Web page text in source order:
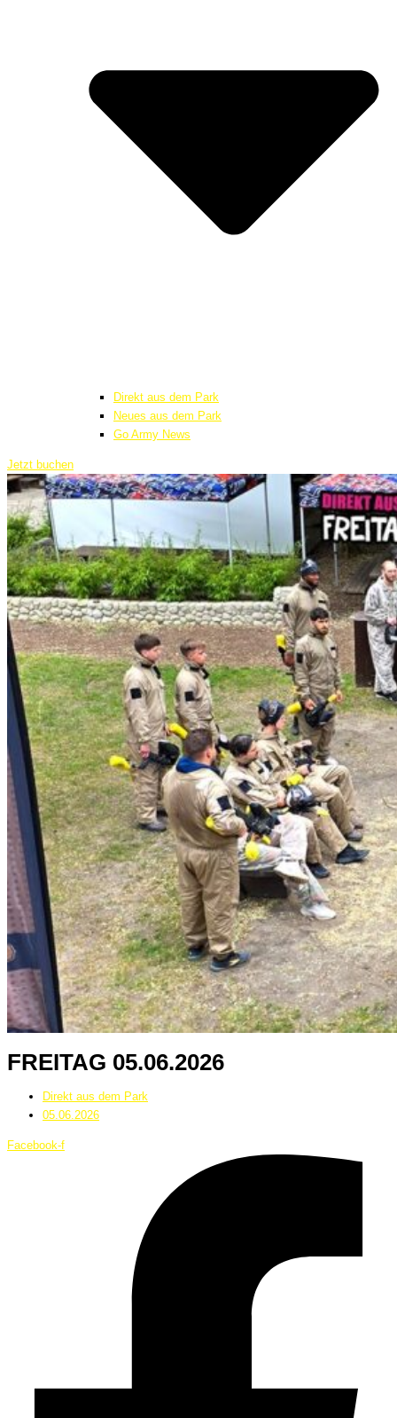
Direkt aus dem Park
Neues aus dem Park
Go Army News
Jetzt buchen
FREITAG 05.06.2026
Direkt aus dem Park
05.06.2026
Facebook-f